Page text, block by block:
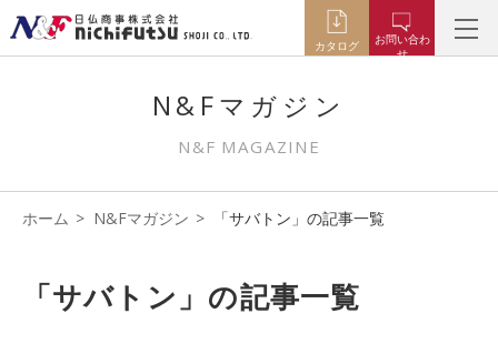
カタログ
お問い合わ
せ
N&Fマガジン
N&F MAGAZINE
ホーム N&Fマガジン 「サバトン」の記事一覧
「サバトン」の記事一覧